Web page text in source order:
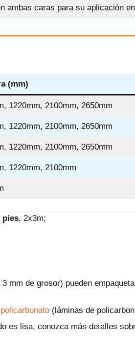
ambas caras para su aplicación
(mm)
1220mm, 2100mm, 2650mm
1220mm, 2100mm, 2650mm
1220mm, 2100mm, 2650mm
1220mm, 2100mm
pies, 2x3m;
mm de grosor) pueden
(láminas de
es lisa, conozca más detalles